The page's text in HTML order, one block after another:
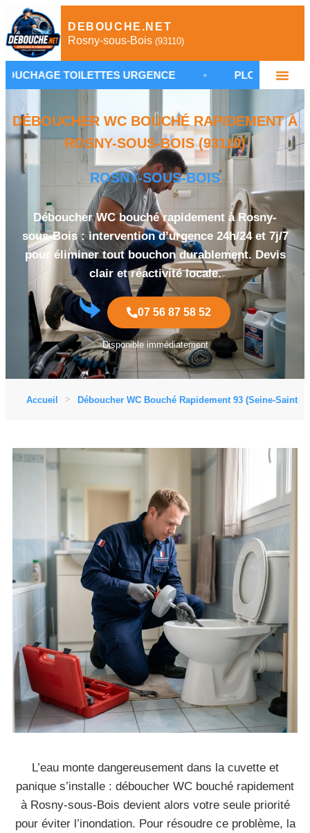
DEBOUCHE.NET
Rosny-sous-Bois (93110)
URGENCE • PLOMBIER ROSNY-SOUS-
DÉBOUCHER WC BOUCHÉ RAPIDEMENT À
ROSNY-SOUS-BOIS (93110)
ROSNY-SOUS-BOIS
Déboucher WC bouché rapidement à Rosny-
sous-Bois : intervention d’urgence 24h/24 et 7j/7
pour éliminer tout bouchon durablement. Devis
clair et réactivité locale.
07 56 87 58 52
Disponible immédiatement
Accueil Déboucher WC Bouché Rapidement 93 (Seine-Saint-
L’eau monte dangereusement dans la cuvette et
panique s’installe : déboucher WC bouché rapidement
à Rosny-sous-Bois devient alors votre seule priorité
pour éviter l’inondation. Pour résoudre ce problème, la